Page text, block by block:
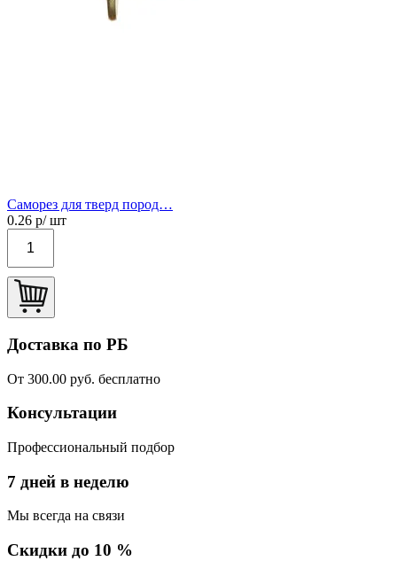
Саморез для тверд пород…
0.26 р/ шт
Доставка по РБ
От 300.00 руб. бесплатно
Консультации
Профессиональный подбор
7 дней в неделю
Мы всегда на связи
Скидки до 10 %